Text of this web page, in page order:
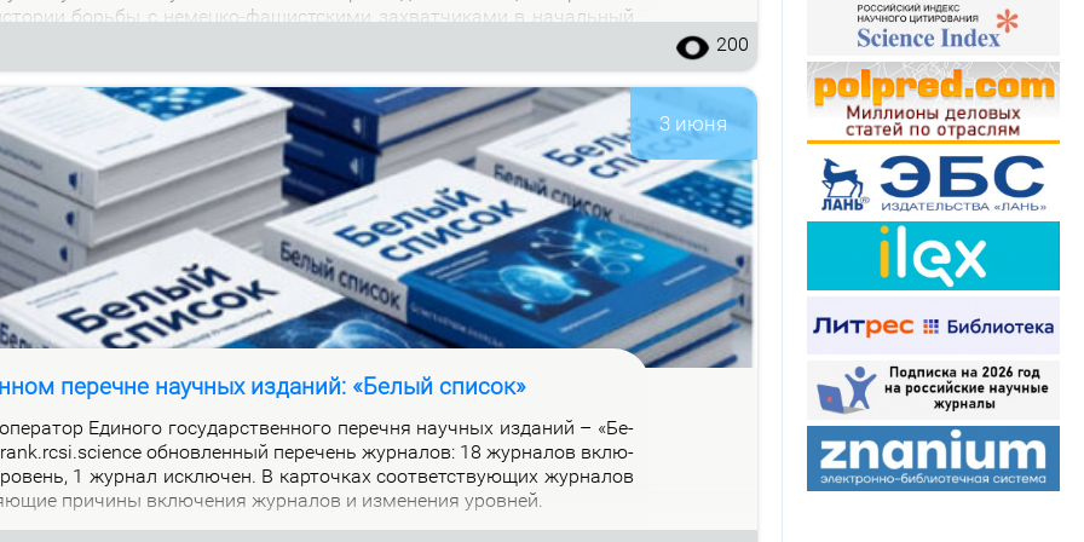
борь­бы с немец­ко-фа­шист­ски­ми за­хват­чи­ка­ми в на­чаль­ный
200
3 июня
перечне научных изданий: «Белый список»
Еди­но­го го­судар­ствен­но­го пе­реч­ня на­уч­ных из­да­ний – «Бе­
об­нов­лен­ный пе­ре­чень жур­на­лов: 18 жур­на­лов вклю­
1 жур­нал ис­клю­чен. В кар­точ­ках со­от­вет­ству­ю­щих жур­на­лов
при­чи­ны вклю­че­ния жур­на­лов и из­ме­не­ния уров­ней.